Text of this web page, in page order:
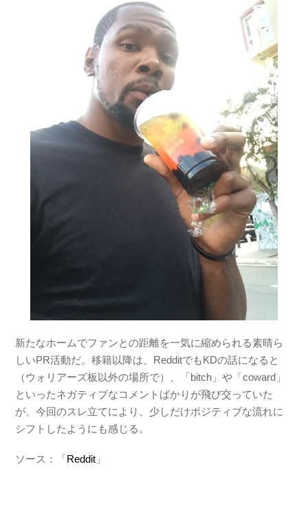
新たなホームでファンとの距離を一気に縮められる素晴ら
しいPR活動だ。移籍以降は、RedditでもKDの話になると
（ウォリアーズ板以外の場所で）、「bitch」や「coward」
といったネガティブなコメントばかりが飛び交っていた
が、今回のスレ立てにより、少しだけポジティブな流れに
シフトしたようにも感じる。
ソース：「Reddit 」